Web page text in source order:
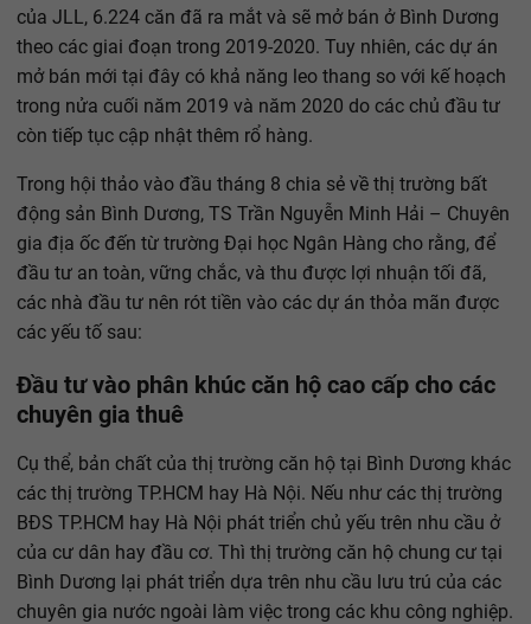
của JLL, 6.224 căn đã ra mắt và sẽ mở bán ở Bình Dương
theo các giai đoạn trong 2019-2020. Tuy nhiên, các dự án
mở bán mới tại đây có khả năng leo thang so với kế hoạch
trong nửa cuối năm 2019 và năm 2020 do các chủ đầu tư
còn tiếp tục cập nhật thêm rổ hàng.
Trong hội thảo vào đầu tháng 8 chia sẻ về thị trường bất
động sản Bình Dương, TS Trần Nguyễn Minh Hải – Chuyên
gia địa ốc đến từ trường Đại học Ngân Hàng cho rằng, để
đầu tư an toàn, vững chắc, và thu được lợi nhuận tối đã,
các nhà đầu tư nên rót tiền vào các dự án thỏa mãn được
các yếu tố sau:
Đầu tư vào phân khúc căn hộ cao cấp cho các
chuyên gia thuê
Cụ thể, bản chất của thị trường căn hộ tại Bình Dương khác
các thị trường TP.HCM hay Hà Nội. Nếu như các thị trường
BĐS TP.HCM hay Hà Nội phát triển chủ yếu trên nhu cầu ở
của cư dân hay đầu cơ. Thì thị trường căn hộ chung cư tại
Bình Dương lại phát triển dựa trên nhu cầu lưu trú của các
chuyên gia nước ngoài làm việc trong các khu công nghiệp.